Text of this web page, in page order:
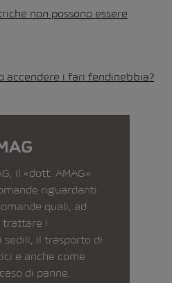
non possono essere
accendere i fari fendinebbia?
il «dott. AMAG»
riguardanti
quali, ad
trattare i
sedili, il trasporto di
e anche come
di panne.